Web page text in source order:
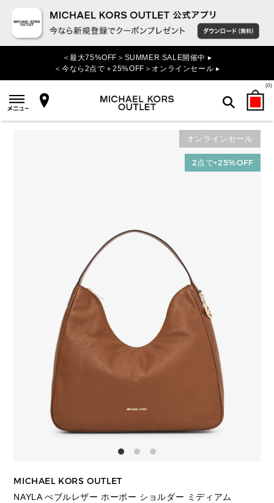
＜最大75%OFF＞SUMMER SALE開催中 ▸
＜今なら2点で＋25%OFF＞オンラインセール ▸
(0)
検索
オンラインセール
2点で+25%OFF
MICHAEL KORS OUTLET
NAYLA ぺブルレザー ホーボー ショルダー ミディアム